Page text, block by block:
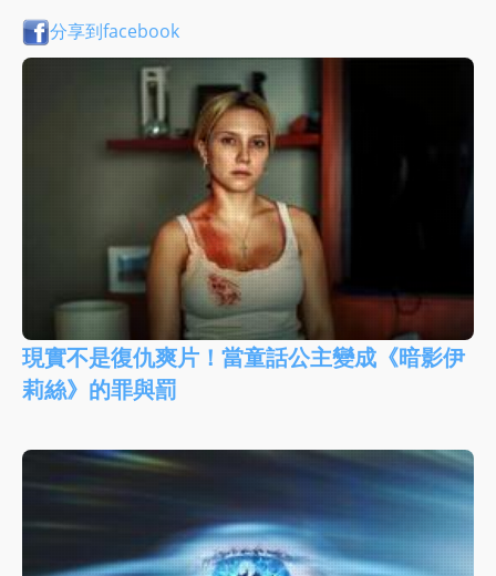
分享到facebook
現實不是復仇爽片！當童話公主變成《暗影伊
莉絲》的罪與罰